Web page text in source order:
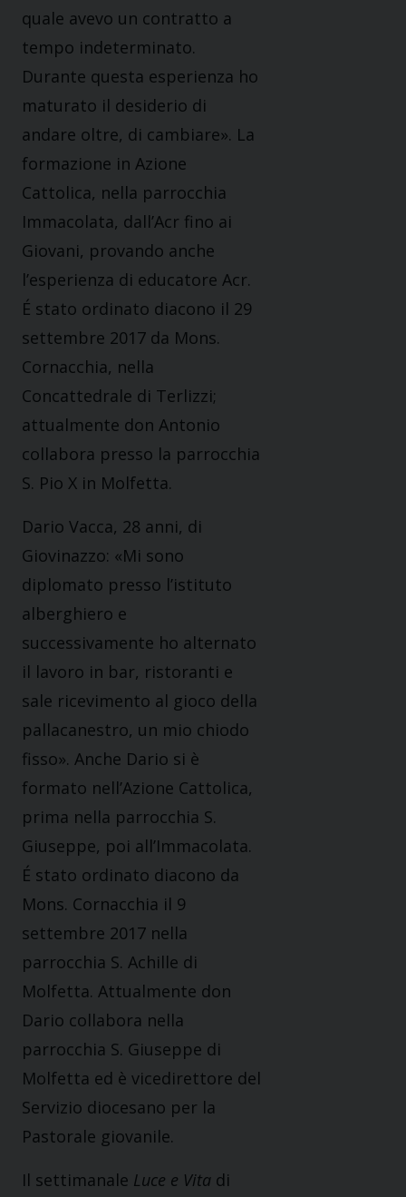
quale avevo un contratto a
tempo indeterminato.
Durante questa esperienza ho
maturato il desiderio di
andare oltre, di cambiare». La
formazione in Azione
Cattolica, nella parrocchia
Immacolata, dall’Acr fino ai
Giovani, provando anche
l’esperienza di educatore Acr.
É stato ordinato diacono il 29
settembre 2017 da Mons.
Cornacchia, nella
Concattedrale di Terlizzi;
attualmente don Antonio
collabora presso la parrocchia
S. Pio X in Molfetta.
Dario Vacca, 28 anni, di
Giovinazzo: «Mi sono
diplomato presso l’istituto
alberghiero e
successivamente ho alternato
il lavoro in bar, ristoranti e
sale ricevimento al gioco della
pallacanestro, un mio chiodo
fisso». Anche Dario si è
formato nell’Azione Cattolica,
prima nella parrocchia S.
Giuseppe, poi all’Immacolata.
É stato ordinato diacono da
Mons. Cornacchia il 9
settembre 2017 nella
parrocchia S. Achille di
Molfetta. Attualmente don
Dario collabora nella
parrocchia S. Giuseppe di
Molfetta ed è vicedirettore del
Servizio diocesano per la
Pastorale giovanile.
Il settimanale Luce e Vita di